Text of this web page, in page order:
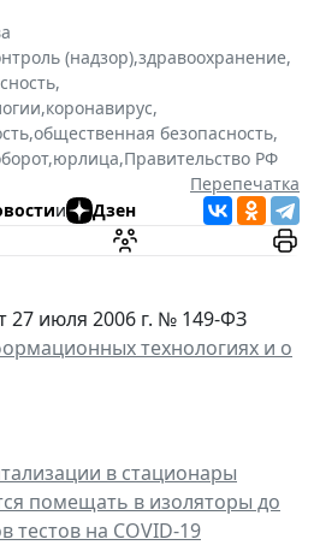
(надзор),здравоохранение,
,
,коронавирус,
,общественная безопасность,
,юрлица,Правительство РФ
Перепечатка
и Дзен
27 июля 2006 г. № 149-ФЗ
технологиях и о
в стационары
помещать в изоляторы до
тестов на COVID-19